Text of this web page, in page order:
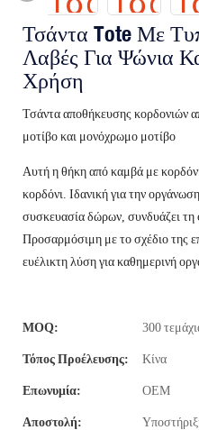
Τσάντα Tote Με
Λαβές Για Ψώνια
Χρήση
Τσάντα αποθήκευσης κορδονιών
μοτίβο και μονόχρωμο μοτίβο
Αυτή η θήκη από καμβά με
κορδόνι. Ιδανική για την
συσκευασία δώρων, συνδυάζει τη
Προσαρμόσιμη με το σχέδιο της
ευέλικτη λύση για καθημερινή
MOQ: 300
Τόπος Προέλευσης: Κίνα
Επωνυμία: OEM
Αποστολή: